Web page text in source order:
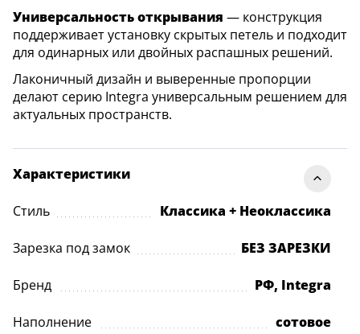
Универсальность открывания — конструкция
поддерживает установку скрытых петель и подходит
для одинарных или двойных распашных решений.
Лаконичный дизайн и выверенные пропорции
делают серию Integra универсальным решением для
актуальных пространств.
Характеристики
Стиль Классика + Неоклассика
Зарезка под замок БЕЗ ЗАРЕЗКИ
Бренд РФ, Integra
Наполнение сотовое